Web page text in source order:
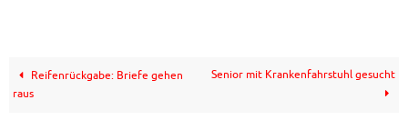
Reifenrückgabe: Briefe gehen
raus
Senior mit Krankenfahrstuhl gesucht